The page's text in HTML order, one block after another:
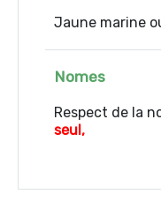
Jaune marine
Nomes
Respect de la
seul,